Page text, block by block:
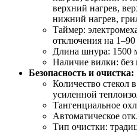
верхний нагрев,
нижний нагрев,
Таймер:
отключения на
Длина шнура: 1500
Наличие вилки: без
Безопасность и очистка:
Количество стекол
усиленной
Тангенциальное
Автоматическое
Тип очистки: